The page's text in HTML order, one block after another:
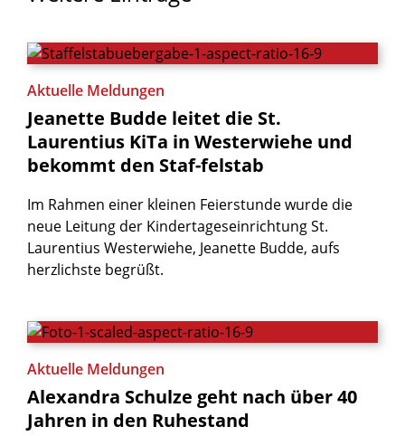
Aktuelle Meldungen
Jeanette Budde leitet die St.
Laurentius KiTa in Westerwiehe und
bekommt den Staf-felstab
Im Rahmen einer kleinen Feierstunde wurde die
neue Leitung der Kindertageseinrichtung St.
Laurentius Westerwiehe, Jeanette Budde, aufs
herzlichste begrüßt.
Aktuelle Meldungen
Alexandra Schulze geht nach über40
Jahren in den Ruhestand